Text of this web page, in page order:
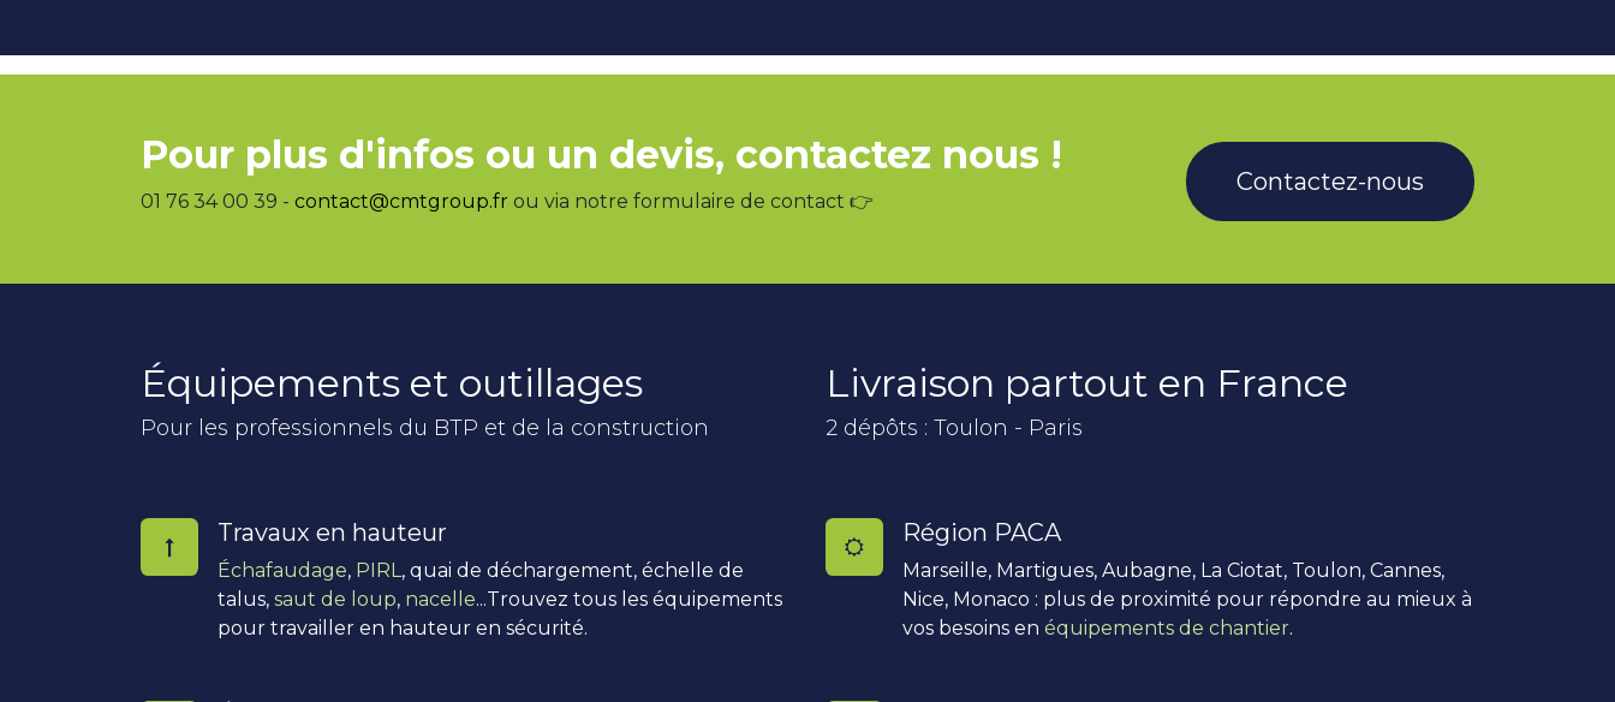
Pour plus d'infos ou un devis, contactez nous !
01 76 34 00 39 - contact@cmtgroup.fr ou via notre formulaire de contact 👉
Contactez-nous
Équipements et outillages
Pour les professionnels du BTP et de la construction
Travaux en hauteur
Échafaudage, PIRL, quai de déchargement, échelle de
talus, saut de loup, nacelle...Trouvez tous les équipements
pour travailler en hauteur en sécurité.
Livraison partout en France
2 dépôts : Toulon - Paris
Région PACA
Marseille, Martigues, Aubagne, La Ciotat, Toulon, Cannes,
Nice, Monaco : plus de proximité pour répondre au mieux à
vos besoins en équipements de chantier.